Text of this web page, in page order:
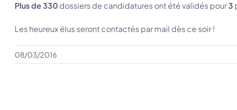
Plus de 330dossiers de candidatures ont été validés pour3
Les heureux élus seront contactés par mail dès ce soir !
08/03/2016